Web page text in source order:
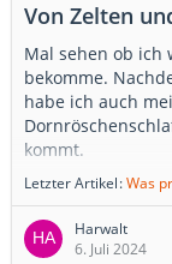
Von Zelten
Mal sehen ob ich
bekomme.
habe ich auch
kommt.
Letzter Artikel Was
Harwalt
6. Juli 2024